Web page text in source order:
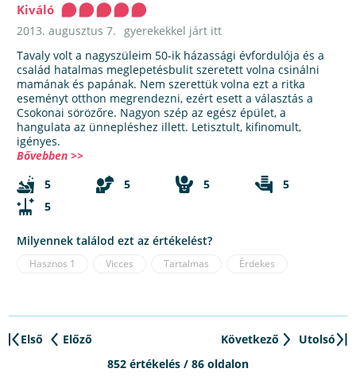
Kiváló
2013. augusztus 7.
gyerekekkel járt itt
Tavaly volt a nagyszüleim 50-ik házassági évfordulója és a
család hatalmas meglepetésbulit szeretett volna csinálni
mamának és papának. Nem szerettük volna ezt a ritka
eseményt otthon megrendezni, ezért esett a választás a
Csokonai sörözőre. Nagyon szép az egész épület, a
hangulata az ünnepléshez illett. Letisztult, kifinomult,
igényes.
Bővebben >>
5
5 5
5
5
Milyennek találod ezt az értékelést?
Hasznos 1 Vicces Tartalmas Érdekes
Első Előző Következő
Utolsó
852 értékelés / 86 oldalon